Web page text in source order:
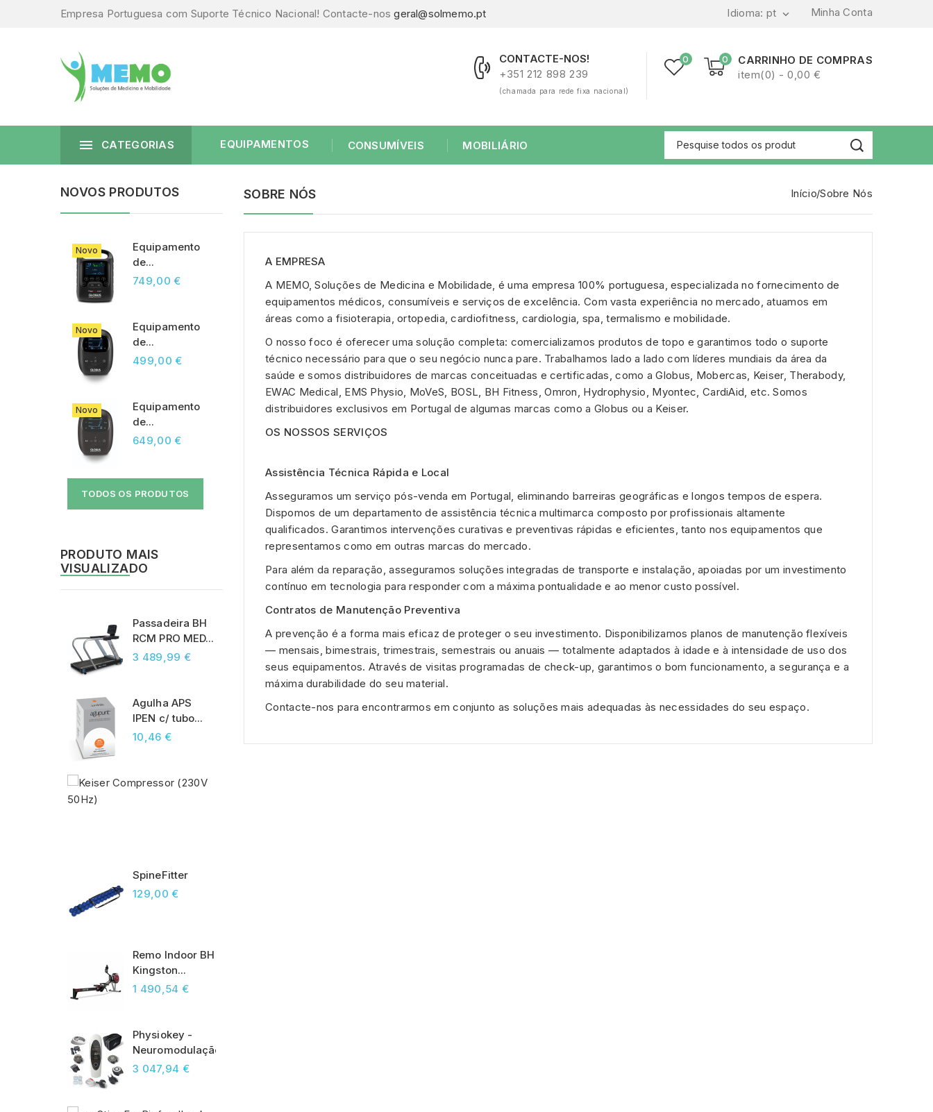
Empresa Portuguesa com Suporte Técnico Nacional! Contacte-nosgeral@solmemo.pt Minha Conta
Idioma: pt 
0
CARRINHO DE COMPRAS
item(0) - 0,00 €
0
CONTACTE-NOS!
+351 212 898 239
(chamada para rede fixa nacional)
 CATEGORIAS EQUIPAMENTOS CONSUMÍVEIS MOBILIÁRIO
NOVOS PRODUTOS
Novo
Equipamento
de...
749,00 €
Novo
Equipamento
de...
499,00 €
Novo
Equipamento
de...
649,00 €
TODOS OS PRODUTOS
PRODUTO MAIS
VISUALIZADO
Passadeira BH
RCM PRO MED...
3 489,99 €
Agulha APS
IPEN c/ tubo...
10,46 €
SpineFitter
129,00 €
Remo Indoor BH
Kingston...
1 490,54 €
Physiokey -
Neuromodulação...
3 047,94 €
SOBRE NÓS Início Sobre Nós
A EMPRESA
A MEMO, Soluções de Medicina e Mobilidade, é uma empresa 100% portuguesa, especializada no fornecimento de
equipamentos médicos, consumíveis e serviços de excelência. Com vasta experiência no mercado, atuamos em
áreas como a fisioterapia, ortopedia, cardiofitness, cardiologia, spa, termalismo e mobilidade.
O nosso foco é oferecer uma solução completa: comercializamos produtos de topo e garantimos todo o suporte
técnico necessário para que o seu negócio nunca pare. Trabalhamos lado a lado com líderes mundiais da área da
saúde e somos distribuidores de marcas conceituadas e certificadas, como a Globus, Mobercas, Keiser, Therabody,
EWAC Medical, EMS Physio, MoVeS, BOSL, BH Fitness, Omron, Hydrophysio, Myontec, CardiAid, etc. Somos
distribuidores exclusivos em Portugal de algumas marcas como a Globus ou a Keiser.
OS NOSSOS SERVIÇOS
Assistência Técnica Rápida e Local
Asseguramos um serviço pós-venda em Portugal, eliminando barreiras geográficas e longos tempos de espera.
Dispomos de um departamento de assistência técnica multimarca composto por profissionais altamente
qualificados. Garantimos intervenções curativas e preventivas rápidas e eficientes, tanto nos equipamentos que
representamos como em outras marcas do mercado.
Para além da reparação, asseguramos soluções integradas de transporte e instalação, apoiadas por um investimento
contínuo em tecnologia para responder com a máxima pontualidade e ao menor custo possível.
Contratos de Manutenção Preventiva
A prevenção é a forma mais eficaz de proteger o seu investimento. Disponibilizamos planos de manutenção flexíveis
— mensais, bimestrais, trimestrais, semestrais ou anuais — totalmente adaptados à idade e à intensidade de uso dos
seus equipamentos. Através de visitas programadas de check-up, garantimos o bom funcionamento, a segurança e a
máxima durabilidade do seu material.
Contacte-nos para encontrarmos em conjunto as soluções mais adequadas às necessidades do seu espaço.